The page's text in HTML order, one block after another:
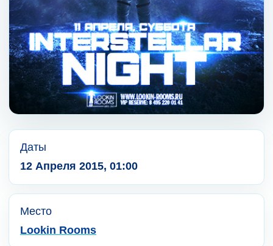
Даты
12 Апреля 2015, 01:00
Место
Lookin Rooms